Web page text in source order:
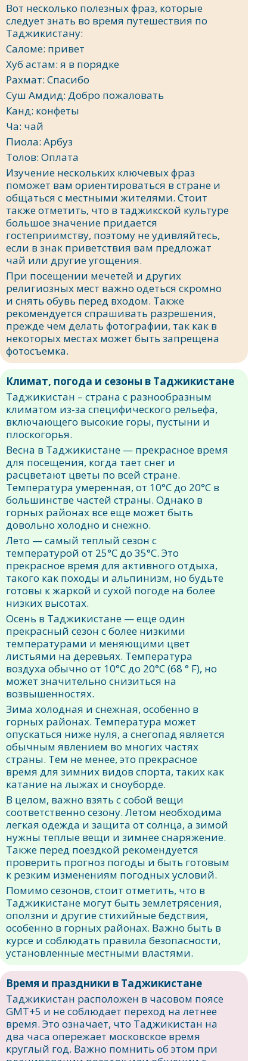
Вот несколько полезных фраз, которые
следует знать во время путешествия по
Таджикистану:
Саломе: привет
Хуб астам: я в порядке
Рахмат: Спасибо
Суш Амдид: Добро пожаловать
Канд: конфеты
Ча: чай
Пиола: Арбуз
Толов: Оплата
Изучение нескольких ключевых фраз
поможет вам ориентироваться в стране и
общаться с местными жителями. Стоит
также отметить, что в таджикской культуре
большое значение придается
гостеприимству, поэтому не удивляйтесь,
если в знак приветствия вам предложат
чай или другие угощения.
При посещении мечетей и других
религиозных мест важно одеться скромно
и снять обувь перед входом. Также
рекомендуется спрашивать разрешения,
прежде чем делать фотографии, так как в
некоторых местах может быть запрещена
фотосъемка.
Климат, погода и сезоны в Таджикистане
Таджикистан – страна с разнообразным
климатом из-за специфического рельефа,
включающего высокие горы, пустыни и
плоскогорья.
Весна в Таджикистане — прекрасное время
для посещения, когда тает снег и
расцветают цветы по всей стране.
Температура умеренная, от 10°C до 20°C в
большинстве частей страны. Однако в
горных районах все еще может быть
довольно холодно и снежно.
Лето — самый теплый сезон с
температурой от 25°C до 35°C. Это
прекрасное время для активного отдыха,
такого как походы и альпинизм, но будьте
готовы к жаркой и сухой погоде на более
низких высотах.
Осень в Таджикистане — еще один
прекрасный сезон с более низкими
температурами и меняющими цвет
листьями на деревьях. Температура
воздуха обычно от 10°C до 20°C (68 ° F), но
может значительно снизиться на
возвышенностях.
Зима холодная и снежная, особенно в
горных районах. Температура может
опускаться ниже нуля, а снегопад является
обычным явлением во многих частях
страны. Тем не менее, это прекрасное
время для зимних видов спорта, таких как
катание на лыжах и сноуборде.
В целом, важно взять с собой вещи
соответственно сезону. Летом необходима
легкая одежда и защита от солнца, а зимой
нужны теплые вещи и зимнее снаряжение.
Также перед поездкой рекомендуется
проверить прогноз погоды и быть готовым
к резким изменениям погодных условий.
Помимо сезонов, стоит отметить, что в
Таджикистане могут быть землетрясения,
оползни и другие стихийные бедствия,
особенно в горных районах. Важно быть в
курсе и соблюдать правила безопасности,
установленные местными властями.
Время и праздники в Таджикистане
Таджикистан расположен в часовом поясе
GMT+5 и не соблюдает переход на летнее
время. Это означает, что Таджикистан на
два часа опережает московское время
круглый год. Важно помнить об этом при